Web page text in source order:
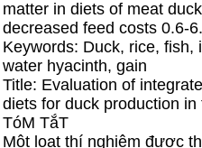
matter in diets of meat
decreased feed costs 0.6-
Keywords: Duck, rice, fish,
water hyacinth, gain
Title: Evaluation of
diets for duck production
TóM TắT
Một loạt thí nghiệm được